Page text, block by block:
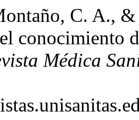
C. A.,
conocimiento
Médica